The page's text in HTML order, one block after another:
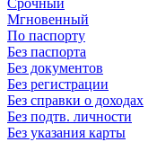
Мгновенный
По паспорту
Без паспорта
Без документов
Без регистрации
Без справки о доходах
Без подтв. личности
Без указания карты